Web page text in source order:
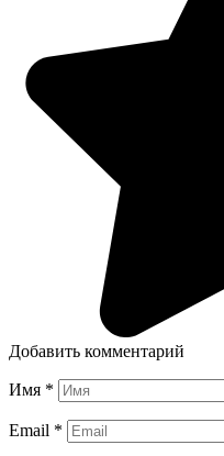
Добавить комментарий
Имя *
Email *